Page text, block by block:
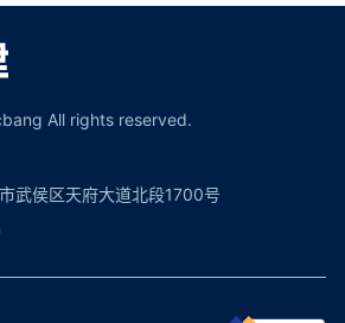
All rights reserved.
武侯区天府大道北段1700号